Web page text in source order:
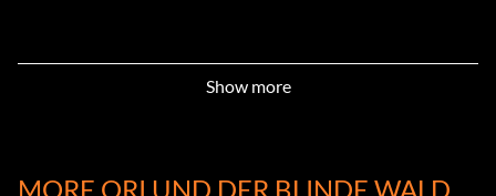
Show more
MORE ORI UND DER BLINDE WALD